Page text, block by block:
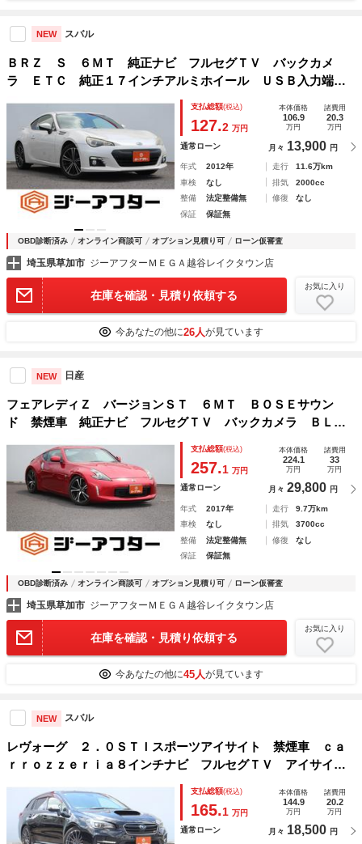
NEW スバル
ＢＲＺ Ｓ ６ＭＴ 純正ナビ フルセグＴＶ バックカメ
ラ ＥＴＣ 純正１７インチアルミホイール ＵＳＢ入力端
子 Ｂｌｕｅｔｏｏｔｈ接続 スマートキー プッシュスター
ト オートライト パワーステアリング
支払総額(税込)
127.2 万円
本体価格
106.9
万円
諸費用
20.3
万円
通常ローン 月々 13,900 円
年式 2012年 走行
11.6万km
車検
なし 排気
2000cc
整備
法定整備無 修復
なし
保証
保証無
OBD診断済み オンライン商談可 オプション見積り可 ローン仮審査
埼玉県草加市 ジーアフターＭＥＧＡ越谷レイクタウン店
在庫を確認・見積り依頼する
お気に入り
今あなたの他に26人が見ています
NEW 日産
フェアレディＺ バージョンＳＴ ６ＭＴ ＢＯＳＥサウン
ド 禁煙車 純正ナビ フルセグＴＶ バックカメラ ＢＬＩ
ＴＺ車高調 ハーフレザーシート ＬＥＤヘッドライト パワ
ーシート シートヒーター ＥＴＣ 純正１９インチアルミホ
イール
支払総額(税込)
257.1 万円
本体価格
224.1
万円
諸費用
33
万円
通常ローン 月々 29,800 円
年式 2017年 走行
9.7万km
車検
なし 排気
3700cc
整備
法定整備無 修復
なし
保証
保証無
OBD診断済み オンライン商談可 オプション見積り可 ローン仮審査
埼玉県草加市 ジーアフターＭＥＧＡ越谷レイクタウン店
在庫を確認・見積り依頼する
お気に入り
今あなたの他に45人が見ています
NEW スバル
レヴォーグ ２．０ＳＴＩスポーツアイサイト 禁煙車 ｃａ
ｒｒｏｚｚｅｒｉａ８インチナビ フルセグＴＶ アイサイ
ト アダプティブクルーズコントロール 赤黒革シート パワ
ーシート シートヒーター ＢＳＭ ＥＴＣ ＵＳＢ入力端
子 ＬＥＤヘッドライト
支払総額(税込)
165.1 万円
本体価格
144.9
万円
諸費用
20.2
万円
通常ローン 月々 18,500 円